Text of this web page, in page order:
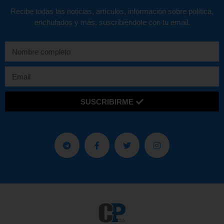
Recibe todas las noticias, artículos, información sobre política,
enchufados y más, suscribiéndote con tu email.
SUSCRIBIRME